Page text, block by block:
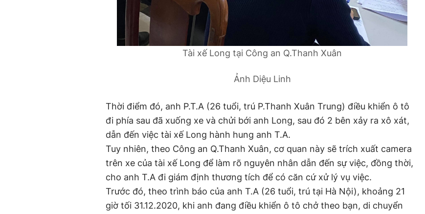
Tài xế Long tại Công an Q.Thanh Xuân
Ảnh Diệu Linh
Thời điểm đó, anh P.T.A (26 tuổi, trú P.Thanh Xuân Trung) điều khiển ô tô
đi phía sau đã xuống xe và chửi bới anh Long, sau đó 2 bên xảy ra xô xát,
dẫn đến việc tài xế Long hành hung anh T.A.
Tuy nhiên, theo Công an Q.Thanh Xuân, cơ quan này sẽ trích xuất camera
trên xe của tài xế Long để làm rõ nguyên nhân dẫn đến sự việc, đồng thời,
cho anh T.A đi giám định thương tích để có căn cứ xử lý vụ việc.
Trước đó, theo trình báo của anh T.A (26 tuổi, trú tại Hà Nội), khoảng 21
giờ tối 31.12.2020, khi anh đang điều khiển ô tô chở theo bạn, di chuyển